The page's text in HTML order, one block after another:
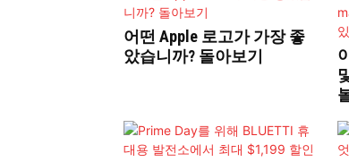
어떤 Apple 로고가 가장 좋
았습니까? 돌아보기